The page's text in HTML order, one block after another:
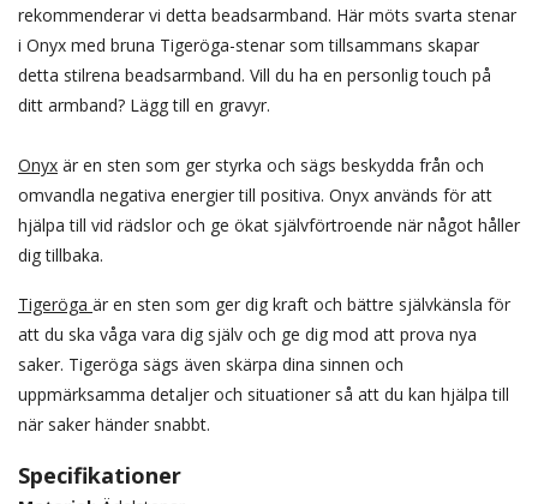
rekommenderar vi detta beadsarmband. Här möts svarta stenar
i Onyx med bruna Tigeröga-stenar som tillsammans skapar
detta stilrena beadsarmband. Vill du ha en personlig touch på
ditt armband? Lägg till en gravyr.
Onyx är en sten som ger styrka och sägs beskydda från och
omvandla negativa energier till positiva. Onyx används för att
hjälpa till vid rädslor och ge ökat självförtroende när något håller
dig tillbaka.
Tigeröga är en sten som ger dig kraft och bättre självkänsla för
att du ska våga vara dig själv och ge dig mod att prova nya
saker. Tigeröga sägs även skärpa dina sinnen och
uppmärksamma detaljer och situationer så att du kan hjälpa till
när saker händer snabbt.
Specifikationer